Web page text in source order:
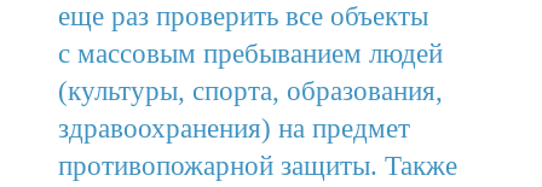
еще раз проверить все объекты
с массовым пребыванием людей
(культуры, спорта, образования,
здравоохранения) на предмет
противопожарной защиты. Также